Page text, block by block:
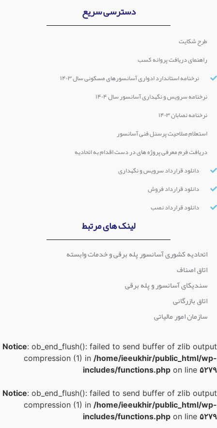
دسترسی سریع
طرح شکایت
راهنمای دریافت پروانه کسب
نرخنامه استاندارد ادواری آسانسورهای مسکونی سال ۱۴۰۳
نرخنامه سرویس و نگهداری آسانسور سال ۱۴۰۴
نرخنامه نصابان ۱۴۰۳
استعلام صلاحیت پرسنل فنی آسانسور
دریافت فرم معرفی پروژه های در دست اقدام به اتحادیه
دانلود قرارداد سرویس و نگهداری
دانلود قرارداد فروش
دانلود قرارداد نصب
لینک های مرتبط
اتحادیه کشوری آسانسور پله برقی و خدمات وابسته
اتاق اصناف
سندیکای آسانسور و پله برقی
اتاق بازرگانی
سازمان امور مالیاتی
Notice : ob_end_flush(): failed to send buffer of zlib
compression (1) in/home/ieeukhir/public_html/
includes/functions.phpon line
Notice : ob_end_flush(): failed to send buffer of zlib
compression (1) in/home/ieeukhir/public_html/
includes/functions.phpon line